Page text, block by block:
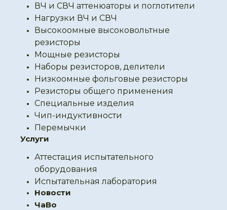
ВЧ и СВЧ аттенюаторы и поглотители
Нагрузки ВЧ и СВЧ
Высокоомные высоковольтные
резисторы
Мощные резисторы
Наборы резисторов, делители
Низкоомные фольговые резисторы
Резисторы общего применения
Специальные изделия
Чип-индуктивности
Перемычки
Услуги
Аттестация испытательного
оборудования
Испытательная лаборатория
Новости
ЧаВо